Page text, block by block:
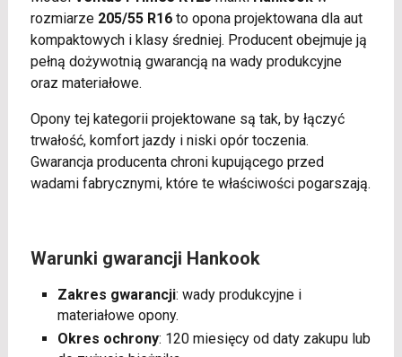
rozmiarze 205/55 R16to opona projektowana dla aut
kompaktowych i klasy średniej. Producent obejmuje ją
pełną dożywotnią gwarancją na wady produkcyjne
oraz materiałowe.
Opony tej kategorii projektowane są tak, by łączyć
trwałość, komfort jazdy i niski opór toczenia.
Gwarancja producenta chroni kupującego przed
wadami fabrycznymi, które te właściwości pogarszają.
Warunki gwarancji Hankook
Zakres gwarancji: wady produkcyjne i
materiałowe opony.
Okres ochrony: 120 miesięcy od daty zakupu lub